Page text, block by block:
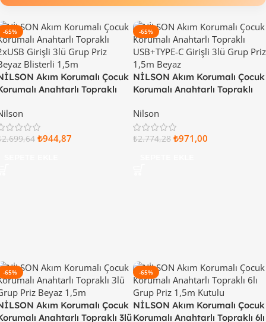
-65%
Akım Korumalı Çocuk
Anahtarlı Topraklı
Blisterli 44 13 41 15
2.699,64 ₺944,87
-65%
NİLSON Akım Korumalı Çocuk
Korumalı Anahtarlı Topraklı
Priz 1,5m Beyaz Blisterli 44 13
61 15
Nilson
₺2.774,28 ₺971,00
-65%
Akım Korumalı Çocuk
Anahtarlı Topraklı 3lü
-65%
NİLSON Akım Korumalı Çocuk
Korumalı Anahtarlı Topraklı 6lı